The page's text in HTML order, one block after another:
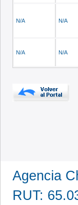
N/A N/A
N/A N/A
Agencia
RUT: